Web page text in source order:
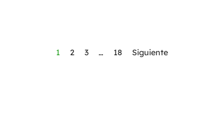
1 2 3 … 18 Siguiente